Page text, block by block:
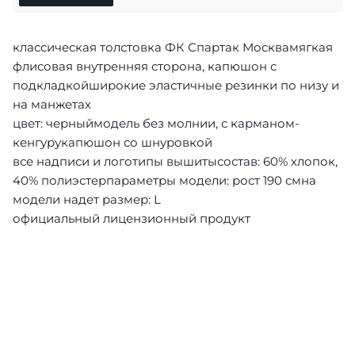
классическая толстовка ФК Спартак Москвамягкая
флисовая внутренняя сторона, капюшон с
подкладкойширокие эластичные резинки по низу и
на манжетах
цвет: черныймодель без молнии, с карманом-
кенгурукапюшон со шнуровкой
все надписи и логотипы вышитысостав: 60% хлопок,
40% полиэстерпараметры модели: рост 190 смна
модели надет размер: L
официальный лицензионный продукт